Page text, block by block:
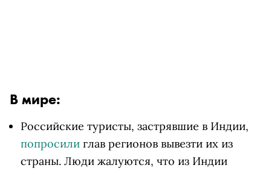
В мире:
Российские туристы, застрявшие в Индии,
попросили глав регионов вывезти их из
страны. Люди жалуются, что из Индии